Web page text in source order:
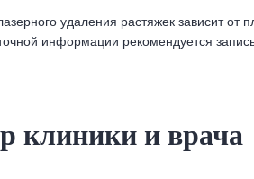
удаления растяжек зависит
информации рекомендуется
клиники и врача